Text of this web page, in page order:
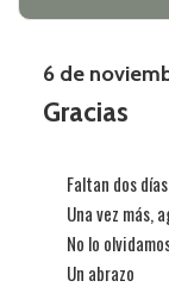
6 de
Gracias
Faltan dos
Una vez más,
No lo
Un abrazo